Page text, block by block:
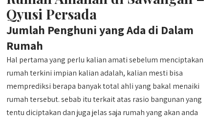
Qyusi Persada
Jumlah Penghuni yang Ada di Dalam
Rumah
Hal pertama yang perlu kalian amati sebelum menciptakan
rumah terkini impian kalian adalah, kalian mesti bisa
memprediksi berapa banyak total ahli yang bakal menaiki
rumah tersebut. sebab itu terkait atas rasio bangunan yang
tentu diciptakan dan juga jelas saja rumah yang akan anda